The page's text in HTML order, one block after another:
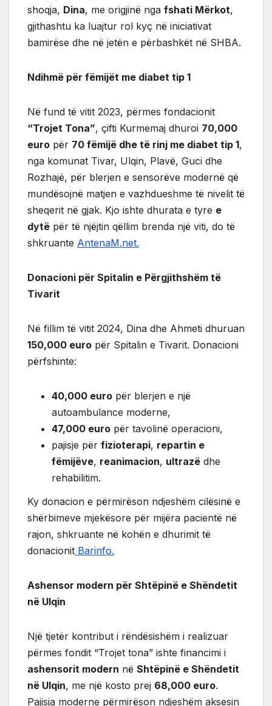
shoqja, Dina, me origjinë nga fshati Mërkot,
gjithashtu ka luajtur rol kyç në iniciativat
bamirëse dhe në jetën e përbashkët në SHBA.
Ndihmë për fëmijët me diabet tip 1
Në fund të vitit 2023, përmes fondacionit
“Trojet Tona”, çifti Kurmemaj dhuroi 70,000
euro për 70 fëmijë dhe të rinj me diabet tip 1,
nga komunat Tivar, Ulqin, Plavë, Guci dhe
Rozhajë, për blerjen e sensorëve modernë që
mundësojnë matjen e vazhdueshme të nivelit të
sheqerit në gjak. Kjo ishte dhurata e tyre e
dytë për të njëjtin qëllim brenda një viti, do të
shkruante AntenaM.net.
Donacioni për Spitalin e Përgjithshëm të
Tivarit
Në fillim të vitit 2024, Dina dhe Ahmeti dhuruan
150,000 euro për Spitalin e Tivarit. Donacioni
përfshinte:
40,000 euro për blerjen e një
autoambulance moderne,
47,000 euro për tavolinë operacioni,
pajisje për fizioterapi, repartin e
fëmijëve, reanimacion, ultrazë dhe
rehabilitim.
Ky donacion e përmirëson ndjeshëm cilësinë e
shërbimeve mjekësore për mijëra pacientë në
rajon, shkruante në kohën e dhurimit të
donacionit Barinfo.
Ashensor modern për Shtëpinë e Shëndetit
në Ulqin
Një tjetër kontribut i rëndësishëm i realizuar
përmes fondit “Trojet tona” ishte financimi i
ashensorit modern në Shtëpinë e Shëndetit
në Ulqin, me një kosto prej 68,000 euro.
Pajisja moderne përmirëson ndjeshëm aksesin